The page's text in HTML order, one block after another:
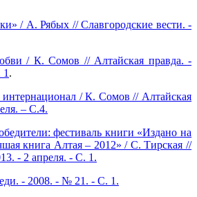
/ А. Рябых // Славгородские вести. -
/ К. Сомов // Алтайская правда. -
.
/ К. Сомов // Алтайская
– С.4.
фестиваль книги «Издано на
книга Алтая – 2012» / С. Тирская //
- 2 апреля. - С. 1.
- 2008. - № 21. - С. 1.